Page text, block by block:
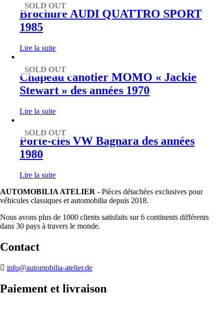
SOLD OUT
Brochure AUDI QUATTRO SPORT
1985
Lire la suite
SOLD OUT
Chapeau canotier MOMO « Jackie
Stewart » des années 1970
Lire la suite
SOLD OUT
Porte-clés VW Bagnara des années
1980
Lire la suite
AUTOMOBILIA ATELIER - Pièces détachées exclusives pour
véhicules classiques et automobilia depuis 2018.
Nous avons plus de 1000 clients satisfaits sur 6 continents différents
dans 30 pays à travers le monde.
Contact
info@automobilia-atelier.de
Paiement et livraison